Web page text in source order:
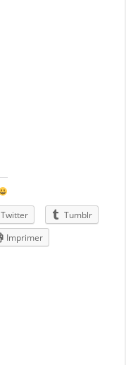
Twitter
Tumblr
Imprimer